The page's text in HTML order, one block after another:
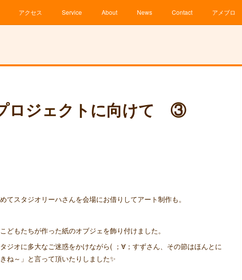
アクセス Service About News Contact アメブロ
ロジェクトに向けて ③
スタジオリーハさんを会場にお借りしてアート制作も。
もたちが作った紙のオブジェを飾り付けました。
ジオに多大なご迷惑をかけながら( ；∀；すずさん、その節はほんとに
ね～」と言って頂いたりしました✨